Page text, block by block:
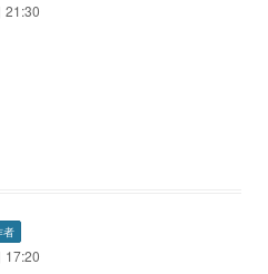
21:30
者
17:20